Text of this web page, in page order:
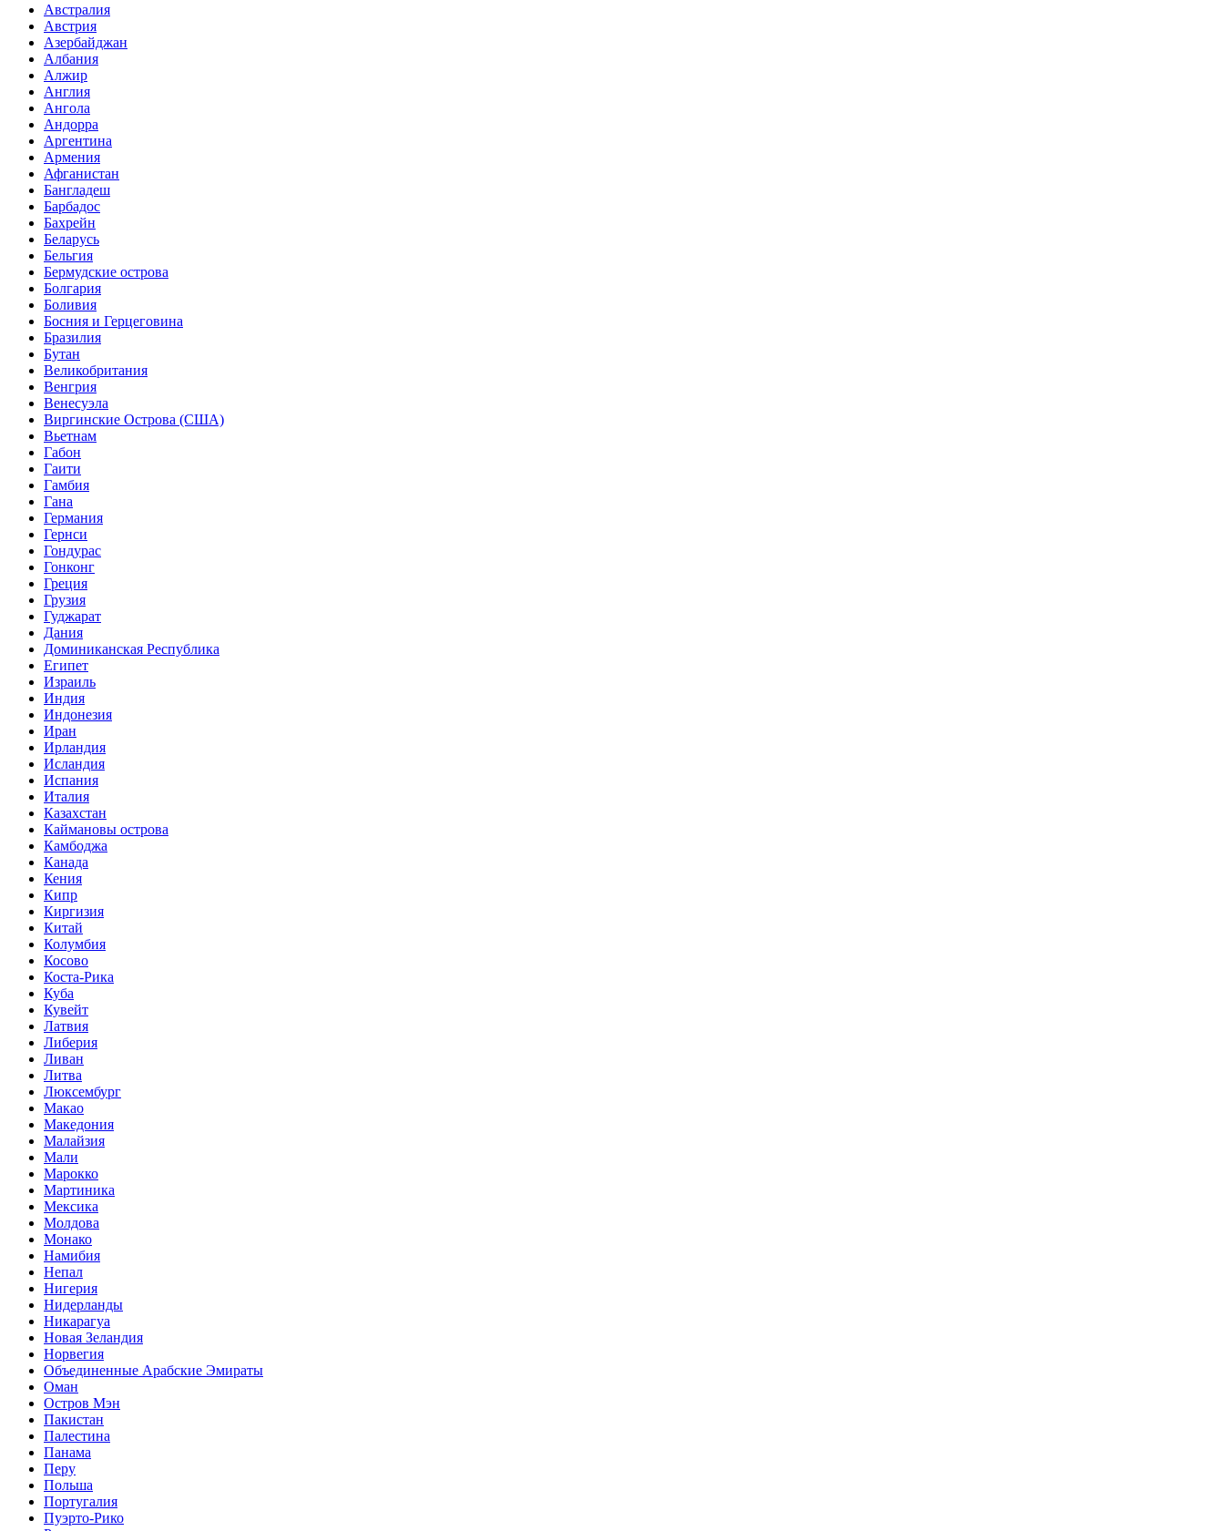
Австралия
Австрия
Азербайджан
Албания
Алжир
Англия
Ангола
Андорра
Аргентина
Армения
Афганистан
Бангладеш
Барбадос
Бахрейн
Беларусь
Бельгия
Бермудские острова
Болгария
Боливия
Босния и Герцеговина
Бразилия
Бутан
Великобритания
Венгрия
Венесуэла
Виргинские Острова (США)
Вьетнам
Габон
Гаити
Гамбия
Гана
Германия
Гернси
Гондурас
Гонконг
Греция
Грузия
Гуджарат
Дания
Доминиканская Республика
Египет
Израиль
Индия
Индонезия
Иран
Ирландия
Исландия
Испания
Италия
Казахстан
Каймановы острова
Камбоджа
Канада
Кения
Кипр
Киргизия
Китай
Колумбия
Косово
Коста-Рика
Куба
Кувейт
Латвия
Либерия
Ливан
Литва
Люксембург
Макао
Македония
Малайзия
Мали
Марокко
Мартиника
Мексика
Молдова
Монако
Намибия
Непал
Нигерия
Нидерланды
Никарагуа
Новая Зеландия
Норвегия
Объединенные Арабские Эмираты
Оман
Остров Мэн
Пакистан
Палестина
Панама
Перу
Польша
Португалия
Пуэрто-Рико